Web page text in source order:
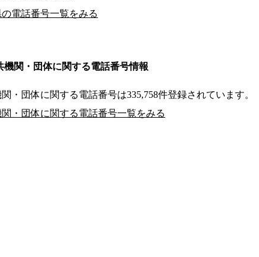
電話番号一覧をみる
機関・団体に関する電話番号情報
・団体に関する電話番号は335,758件登録されています。
・団体に関する電話番号一覧をみる